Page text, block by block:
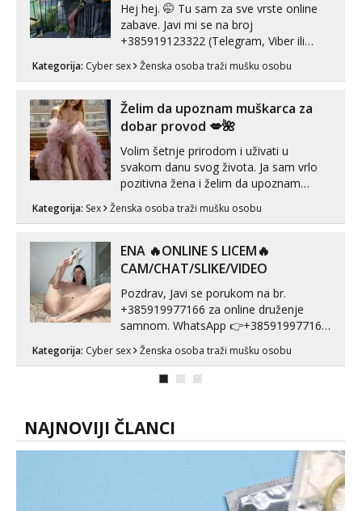
Hej hej. 🤭 Tu sam za sve vrste online
zabave. Javi mi se na broj
+385919123322 (Telegram, Viber ili
Whatsapp). 🤙 NE javljaj se na uzivo.
Hvala.
Kategorija: Cyber sex Ženska osoba traži mušku osobu
Želim da upoznam muškarca za
dobar provod 💋🌺
Volim šetnje prirodom i uživati u
svakom danu svog života. Ja sam vrlo
pozitivna žena i želim da upoznam
može i nešto više.💋🌺 Klikni na link
Kategorija: Sex Ženska osoba traži mušku osobu
ENA 🔥ONLINE S LICEM🔥
CAM/CHAT/SLIKE/VIDEO
Pozdrav, Javi se porukom na br.
+385919977166 za online druženje
samnom. WhatsApp 👉+385919977166
Telegram 👉@enafriedrichkis Radim
videopozive s licem, solo i s partnerom,
kolegicama (Tina&Natali), razne
seksa, puš...
Kategorija: Cyber sex Ženska osoba traži mušku osobu
NAJNOVIJI ČLANCI